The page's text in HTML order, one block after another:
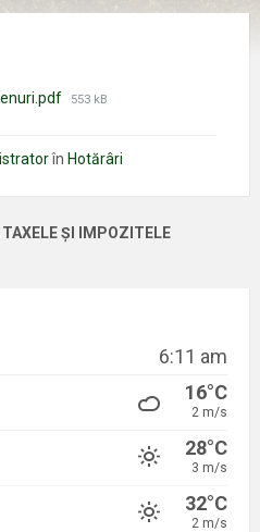
Mărimea
553 kB
în Hotărâri
ȘI IMPOZITELE
6:11 am
16°C
2 m/s
28°C
3 m/s
32°C
2 m/s